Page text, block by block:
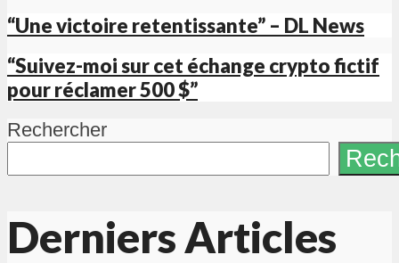
“Une victoire retentissante” – DL News
“Suivez-moi sur cet échange crypto fictif
pour réclamer 500 $”
Rechercher
Derniers Articles